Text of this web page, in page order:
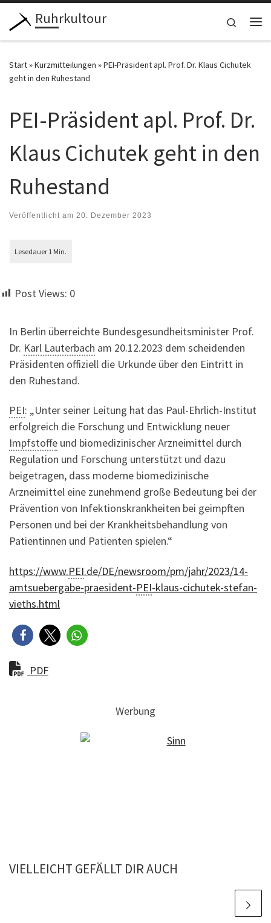
Zum Inhalt springen
Ruhrkultour
Search
Start»Kurzmitteilungen »PEI-Präsident apl. Prof. Dr. Klaus Cichutek
geht in den Ruhestand
PEI-Präsident apl. Prof. Dr.
Klaus Cichutek geht in den
Ruhestand
Veröffentlicht am 20. Dezember 2023
Post Views: 0
In Berlin überreichte Bundesgesundheitsminister Prof.
Dr. Karl Lauterbach am 20.12.2023 dem scheidenden
Präsidenten offiziell die Urkunde über den Eintritt in
den Ruhestand.
PEI: „Unter seiner Leitung hat das Paul-Ehrlich-Institut
erfolgreich die Forschung und Entwicklung neuer
Impfstoffe und biomedizinischer Arzneimittel durch
Regulation und Forschung unterstützt und dazu
beigetragen, dass moderne biomedizinische
Arzneimittel eine zunehmend große Bedeutung bei der
Prävention von Infektionskrankheiten bei geimpften
Personen und bei der Krankheitsbehandlung von
Patientinnen und Patienten spielen.“
https://www.PEI.de/DE/newsroom/pm/jahr/2023/14-
amtsuebergabe-praesident-PEI-klaus-cichutek-stefan-
vieths.html
PDF
Werbung
VIELLEICHT GEFÄLLT DIR AUCH